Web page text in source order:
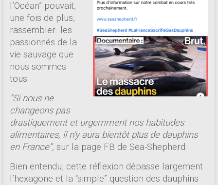
l’Océan” pouvait,
une fois de plus,
rassembler les
passionnés de la
vie sauvage que
nous sommes
tous.
“Si nous ne
changeons pas
drastiquement et urgemment nos habitudes
alimentaires, il n’y aura bientôt plus de dauphins
en France”, sur la page FB de Sea-Shepherd.
Bien entendu, cette réflexion dépasse largement
l’hexagone et la “simple” question des dauphins